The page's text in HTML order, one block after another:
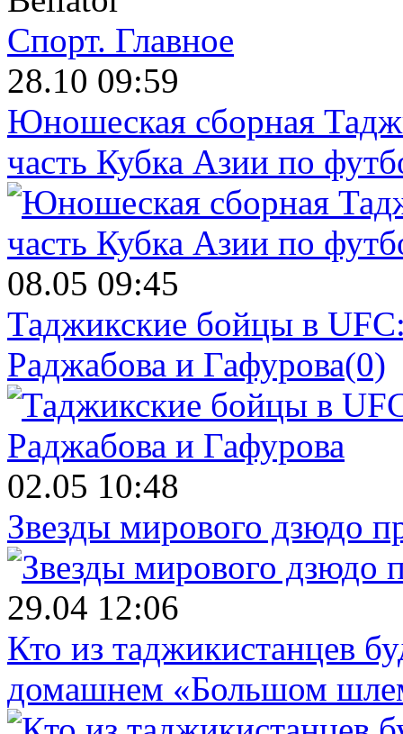
Спорт. Главное
28.10 09:59
Юношеская сборная
часть Кубка Азии по
08.05 09:45
Таджикские бойцы в
Раджабова и Гафурова(0)
02.05 10:48
Звезды мирового дзюдо
29.04 12:06
Кто из таджикистанцев
домашнем «Большом